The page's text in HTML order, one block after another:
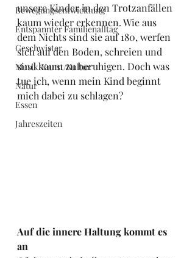
Bewegungsentwicklung
Entspannter Familienalltag
Geschwister
Musik/Kunst/Kultur
Natur
Essen
Jahreszeiten
unsere Kinder in den Trotzanfällen
kaum wieder erkennen. Wie aus
dem Nichts sind sie auf 180, werfen
sich auf den Boden, schreien und
sind kaum zu beruhigen. Doch was
tue ich, wenn mein Kind beginnt
mich dabei zu schlagen?
Auf die innere Haltung kommt es
an